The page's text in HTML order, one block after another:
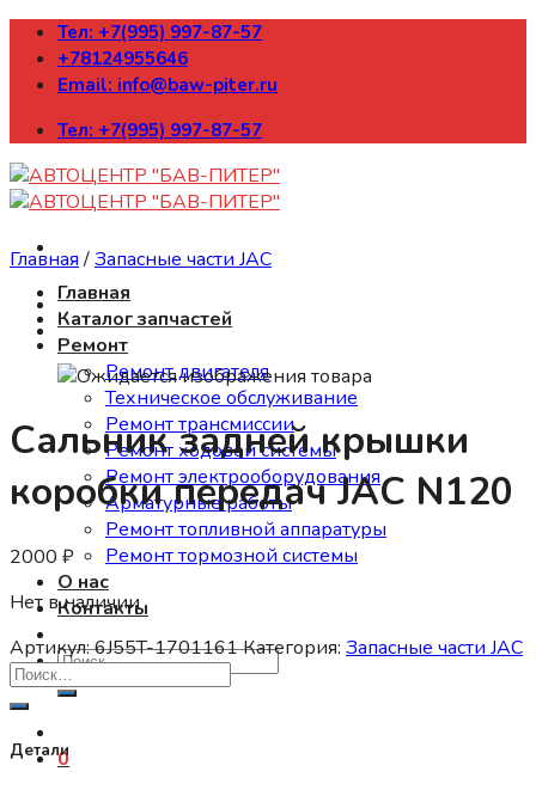
Skip
content
Тел: +7(995) 997-87-57
+78124955646
Email: info@baw-piter.ru
Тел: +7(995) 997-87-57
Главная
Каталог запчастей
Ремонт
Ремонт двигателя
Техническое обслуживание
Ремонт трансмиссии
Ремонт ходовой системы
Ремонт электрооборудования
Арматурные работы
Ремонт топливной аппаратуры
Ремонт тормозной системы
О нас
Контакты
Искать:
0
Главная /Запасные части JAC
Сальник задней крышки
коробки передач JAC N120
2000 ₽
Нет в наличии
Артикул:6J55T-1701161Категория: Запасные части JAC
Детали